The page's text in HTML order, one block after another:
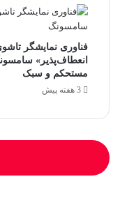
فناوری نمایشگر
انعطاف‌پذیر»
مستحکم و سبک
3 هفته پیش